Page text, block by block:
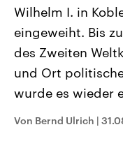
Landtagswahl
2026
Alle Informationen
Sachsen-Anhalt wählt
September 2026
Landtag. Seit 2021
Bundesland von einer
Umfragen, Prognosen,
Wahlprogramme,
Wilhelm I. in
eingeweiht. Bis
des Zweiten
und Ort
wurde es wieder
Von Bernd Ulrich |